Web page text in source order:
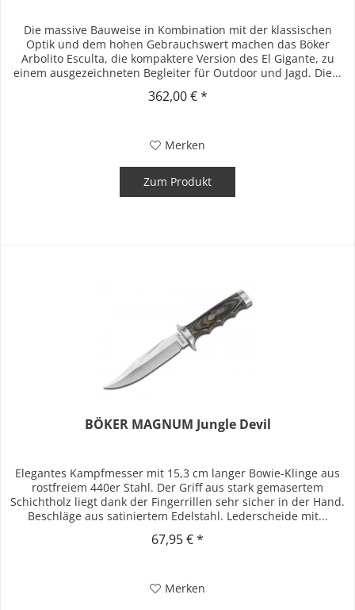
Die massive Bauweise in Kombination mit der klassischen
Optik und dem hohen Gebrauchswert machen das Böker
Arbolito Esculta, die kompaktere Version des El Gigante, zu
einem ausgezeichneten Begleiter für Outdoor und Jagd. Die...
362,00 € *
Merken
Zum Produkt
BÖKER MAGNUM Jungle Devil
Elegantes Kampfmesser mit 15,3 cm langer Bowie-Klinge aus
rostfreiem 440er Stahl. Der Griff aus stark gemasertem
Schichtholz liegt dank der Fingerrillen sehr sicher in der Hand.
Beschläge aus satiniertem Edelstahl. Lederscheide mit...
67,95 € *
Merken